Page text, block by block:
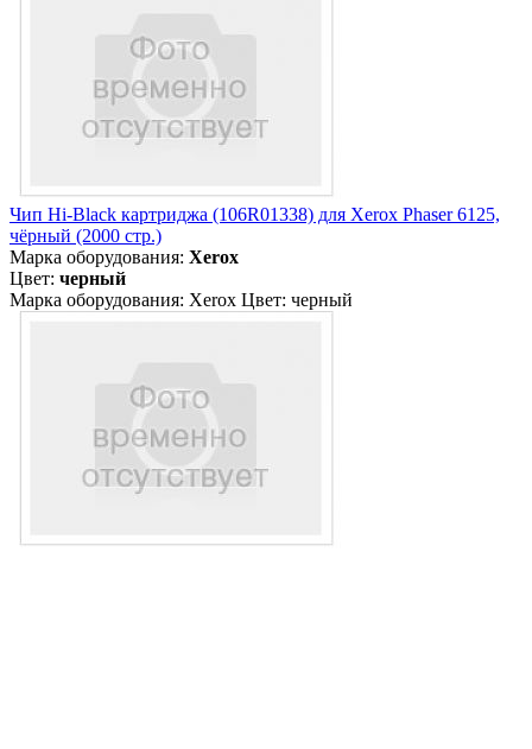
Чип Hi-Black картриджа (106R01338) для Xerox Phaser 6125,
чёрный (2000 стр.)
Марка оборудования: Xerox
Цвет: черный
Марка оборудования: Xerox Цвет: черный